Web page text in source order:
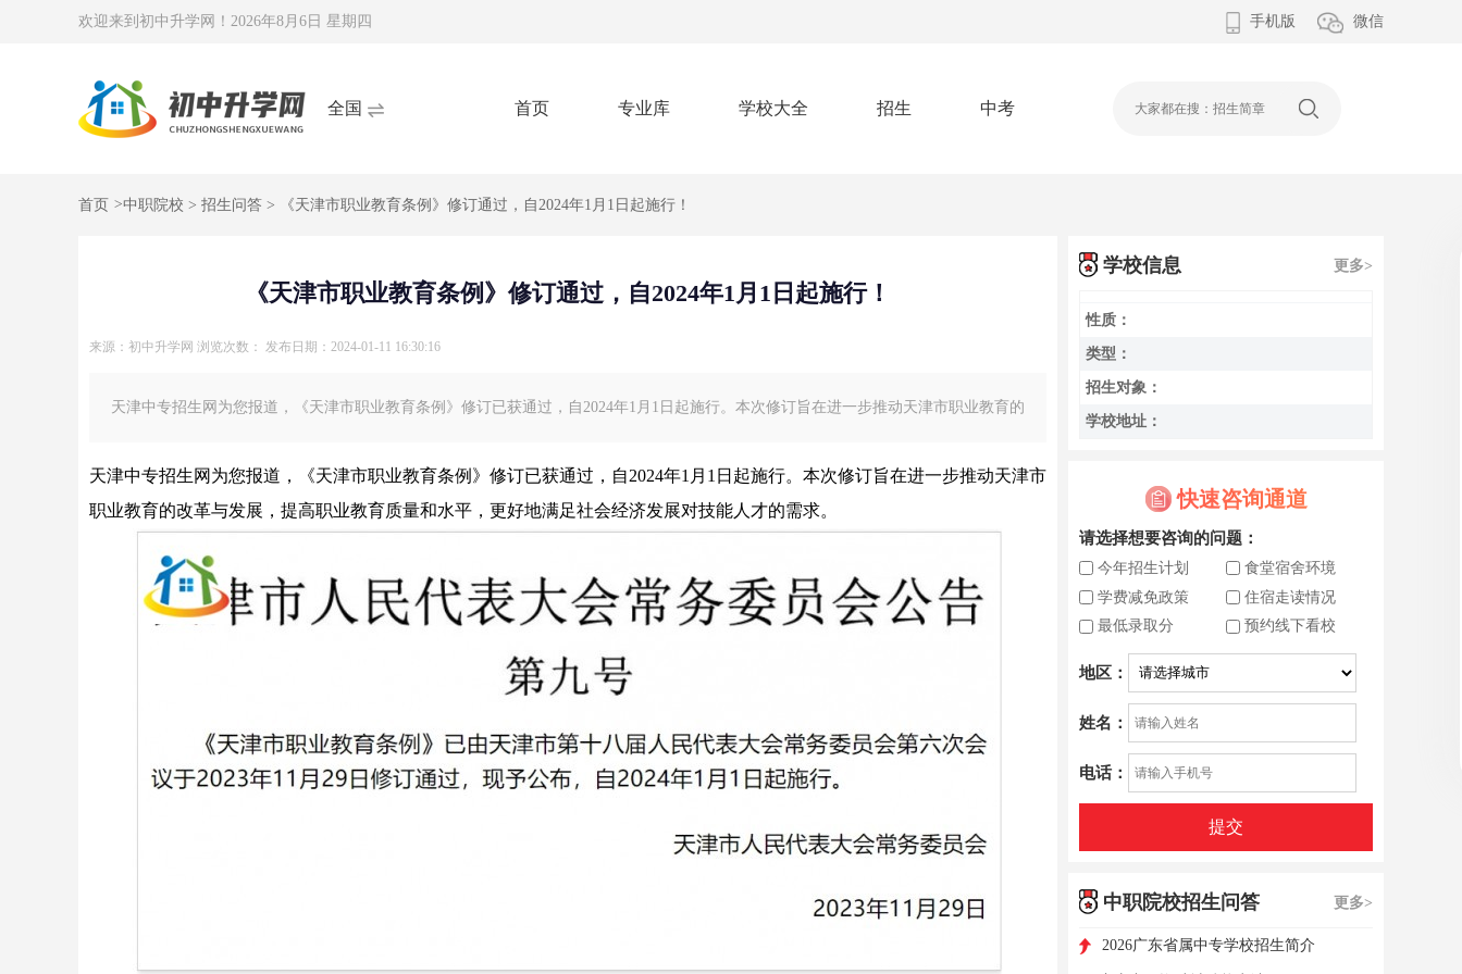
欢迎来到初中升学网！ 2026年8月6日 星期四 手机版 微信
全国 首页 专业库 学校大全 招生 中考
首页 >中职院校 > 招生问答 > 《天津市职业教育条例》修订通过，自2024年1月1日起施行！
《天津市职业教育条例》修订通过，自2024年1月1日起施行！
来源：初中升学网 浏览次数： 发布日期：2024-01-11 16:30:16
天津中专招生网为您报道，《天津市职业教育条例》修订已获通过，自2024年1月1日起施行。本次修订旨在进一步推动天津市职业教育的
天津中专招生网为您报道，《天津市职业教育条例》修订已获通过，自2024年1月1日起施行。本次修订旨在进一步推动天津市
职业教育的改革与发展，提高职业教育质量和水平，更好地满足社会经济发展对技能人才的需求。
学校信息 更多>
性质：
类型：
招生对象：
学校地址：
快速咨询通道
请选择想要咨询的问题：
今年招生计划
食堂宿舍环境
学费减免政策
住宿走读情况
最低录取分
预约线下看校
地区：
姓名：
电话：
提交
中职院校招生问答 更多>
2026广东省属中专学校招生简介